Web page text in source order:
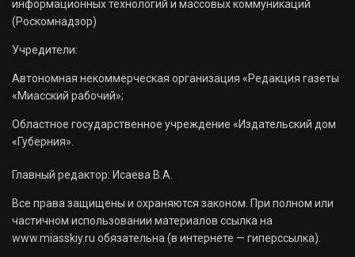
информационных технологий и массовых коммуникаций
(Роскомнадзор)
Учредители:
Автономная некоммерческая организация «Редакция газеты
«Миасский рабочий»;
Областное государственное учреждение «Издательский дом
«Губерния».
Главный редактор: Исаева В.А.
Все права защищены и охраняются законом. При полном или
частичном использовании материалов ссылка на
www.miasskiy.ru обязательна (в интернете — гиперссылка).